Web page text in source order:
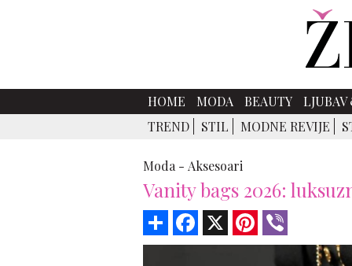
HOME MODA BEAUTY
TREND
STIL MODNE REVIJE
Moda - Aksesoari
Vanity bags 2026:
Share Facebook Pinterest